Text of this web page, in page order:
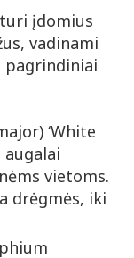
įdomius
vadinami
pagrindiniai
‘White
augalai
vietoms.
drėgmės, iki